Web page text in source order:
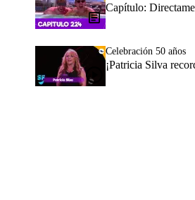
Capítulo:
Celebración 50 años
¡Patricia Silva